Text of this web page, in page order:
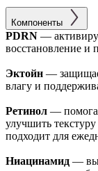
Компоненты
PDRN —
восстановление и
Эктойн —
влагу и
Ретинол —
улучшить
подходит для
Ниацинамид —